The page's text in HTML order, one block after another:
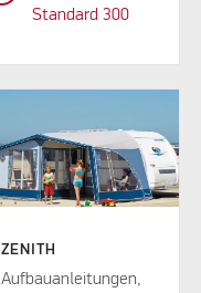
Standard 300
ZENITH
Aufbauanleitungen,